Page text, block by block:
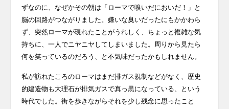
ずなのに、なぜかその朝は「ローマで嗅いだにおいだ！」と
脳の回路がつながりました。嫌いな臭いだったにもかかわら
ず、突然ローマが現れたことがうれしく、ちょっと複雑な気
持ちに、一人でニヤニヤしてしまいました。周りから見たら
何を笑っているのだろう、と不気味だったかもしれません。
私が訪れたころのローマはまだ排ガス規制などがなく、歴史
的建造物も大理石が排気ガスで真っ黒になっている、という
時代でした。街を歩きながらそれを少し残念に思ったこと